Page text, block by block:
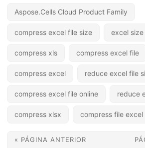
Aspose.Cells Cloud Product Family
compress excel file size excel
compress xls compress excel file
compress excel reduce excel file
compress excel file online reduce
compress xlsx compress file excel
« PÁGINA ANTERIOR